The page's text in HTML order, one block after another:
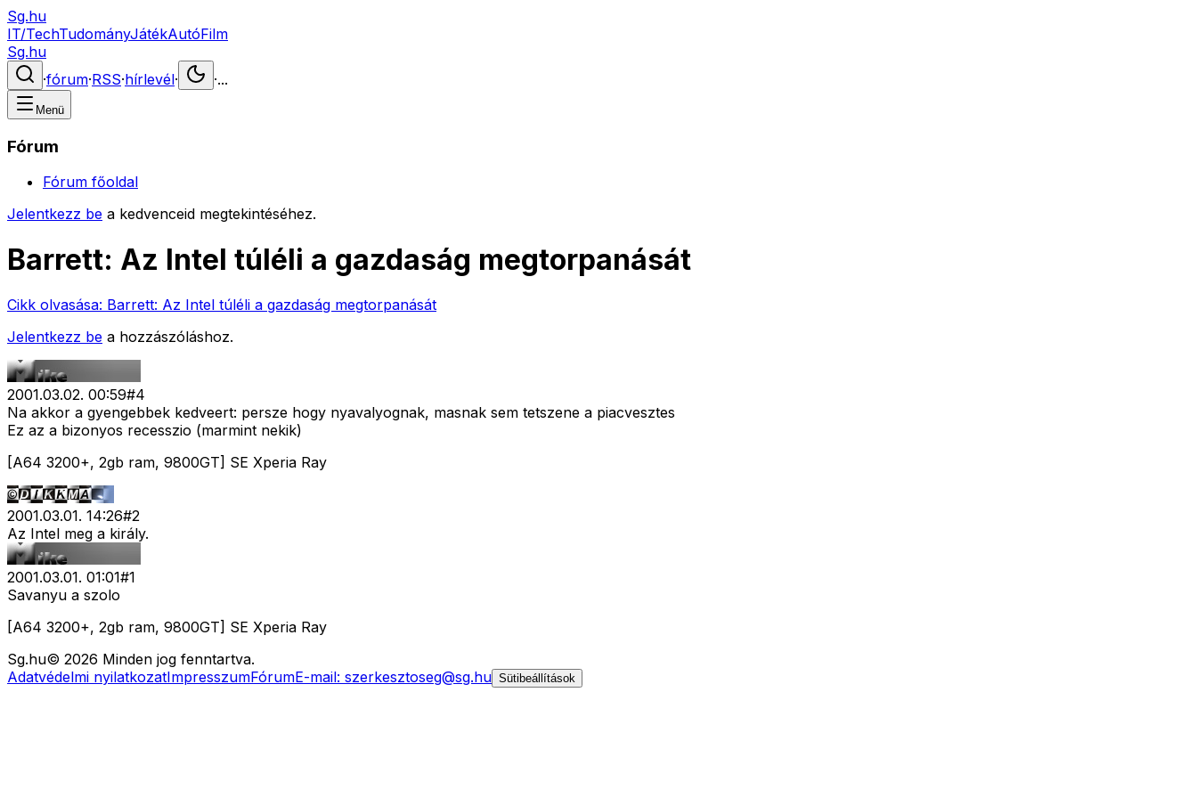
Sg.hu
IT/TechTudományJátékAutóFilm
Sg.hu
·fórum·RSS·hírlevél· ·...
Menü
Fórum
Fórum főoldal
Jelentkezz be a kedvenceid megtekintéséhez.
Barrett: Az Intel túléli a gazdaság megtorpanását
Cikk olvasása: Barrett: Az Intel túléli a gazdaság megtorpanását
Jelentkezz be a hozzászóláshoz.
2001.03.02. 00:59#4
Na akkor a gyengebbek kedveert: persze hogy nyavalyognak, masnak sem tetszene a piacvesztes
Ez az a bizonyos recesszio (marmint nekik)
[A64 3200+, 2gb ram, 9800GT] SE Xperia Ray
2001.03.01. 14:26#2
Az Intel meg a király.
2001.03.01. 01:01#1
Savanyu a szolo
[A64 3200+, 2gb ram, 9800GT] SE Xperia Ray
Sg.hu© 2026 Minden jog fenntartva.
Adatvédelmi nyilatkozatImpresszumFórumE-mail: szerkesztoseg@sg.hu Sütibeállítások